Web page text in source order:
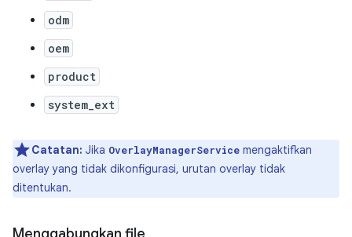
odm
oem
product
system_ext
Catatan: Jika OverlayManagerService mengaktifkan
overlay yang tidak dikonfigurasi, urutan overlay tidak
ditentukan.